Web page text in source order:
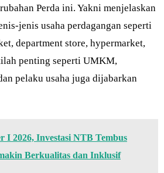
Perda ini. Yakni menjelaskan
jenis usaha perdagangan seperti
department store, hypermarket,
penting seperti UMKM,
pelaku usaha juga dijabarkan
I 2026, Investasi NTB Tembus
Berkualitas dan Inklusif